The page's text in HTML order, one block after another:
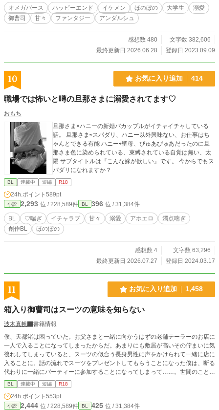
る……？ でもそれは嫌だった。ちゃんと颯と恋をし合っ
て、しっかり気持ちを積み上げた本 当の夫夫になりたい！
そうして慧は颯にちゃんと恋をしてもらうべく、とある作戦
2位🥰♡ ベスト10入りありがとうございます💖 9/20 ベ
◇ ◇ ◇ ◇ 2024年 またBL大賞参加します。完結でき
るといいな。よろしくお願いします🩷 初日のrankingは３位で
た。 感想など、ありがとうございます。 意地っ張りな元αの
オメガバース ハッピーエンド イケメン ほのぼの 大学生
溺愛
御曹司
甘々 ファンタジー アンダルシュ
感想数 480
文字数 382,606
最終更新日 2026.06.28
登録日 2023.09.09
10 お気に入り追加 414
職場では怖いと噂の旦那さまに溺愛されてます♡
おもち
旦那さま×ハニーの新婚バカップルがイチャイチャしている
話。 旦那さま⇨スパダリ、ハニー以外興味ない、お仕事はち
ゃんとできる有能 ハニー⇨聖母、ぴゅあぴゅあだったのに旦
那さま色に染められている、束縛されている自覚は無い、太
陽 サブタイトルは『こんな嫁が欲しい』です。 今からでもス
パダリになれますか？
BL 連載中 短編 R18
24h.ポイント 589pt
小説 2,293 位 / 228,589件 BL 396 位 / 31,384件
BL ♡喘ぎ イチャラブ 甘々 溺愛 アホエロ
濁点喘ぎ
創作BL
ほのぼの
感想数 4
文字数 63,296
最終更新日 2026.07.27
登録日 2024.03.17
11 お気に入り追加 1,458
箱入り御曹司はスーツの意味を知らない
波木真帆
書籍情報
僕、天都渚は困っていた。お父さまと一緒に向かうはずの老舗テーラーのお店に
一人で入ることになってしまったからだ。あまりにも敷居が高いその佇まいに気
後れしてしまっていると、スーツの似合う長身男性に声をかけられて一緒に店に
入ることに。話の流れでスーツをプレゼントしてもらうことになった僕は、断る
代わりに一緒にパーティーに参加することになってしまって……。世間のことを
知らない可愛い御曹司とスパダリ紳士の甘いハッピーエンド小説です。 同性婚
が認められている世界です。 R18には※つけます。 おそらく10話まではいかな
い予定。
BL 連載中 短編 R18
24h.ポイント 553pt
小説 2,444 位 / 228,589件 BL 425 位 / 31,384件